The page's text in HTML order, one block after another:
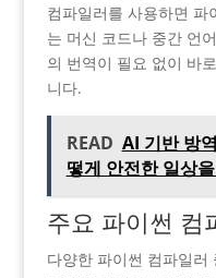
컴파일러를 사용하면 파
는 머신 코드나 중간 언
의 번역이 필요 없이 바
니다.
READ AI 기반 방
떻게 안전한 일상
주요 파이썬 컴
다양한 파이썬 컴파일러